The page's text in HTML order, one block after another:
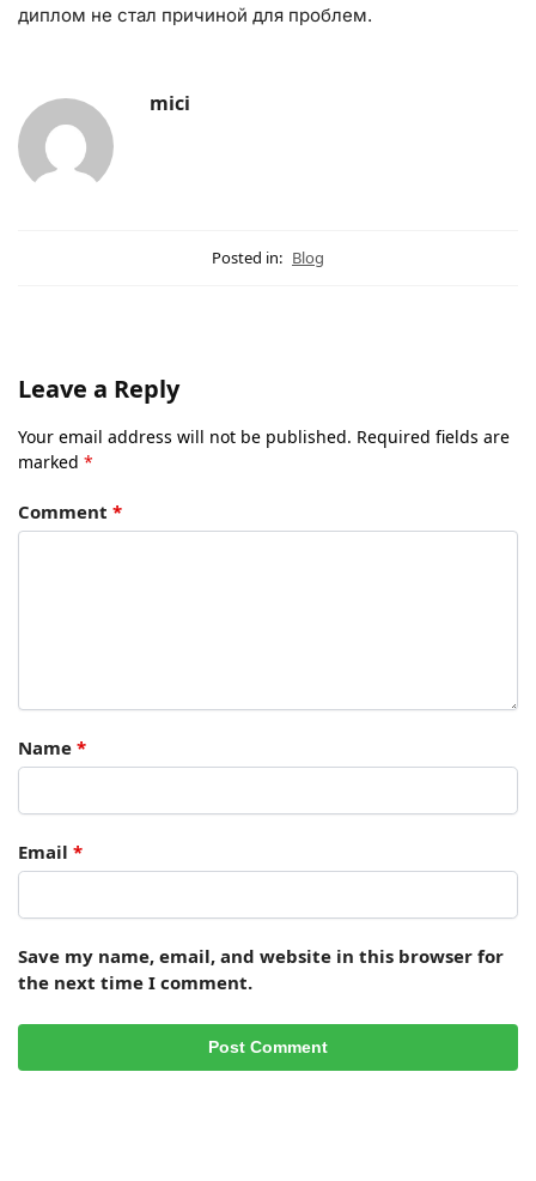
диплом не стал причиной для проблем.
mici
Posted in: Blog
Leave a Reply
Your email address will not be published. Required fields are
marked *
Comment *
Name *
Email *
Save my name, email, and website in this browser for
the next time I comment.